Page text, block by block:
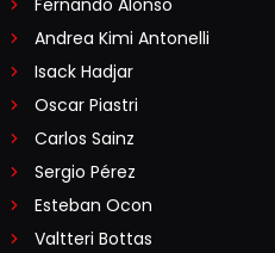
Fernando Alonso
Andrea Kimi Antonelli
Isack Hadjar
Oscar Piastri
Carlos Sainz
Sergio Pérez
Esteban Ocon
Valtteri Bottas